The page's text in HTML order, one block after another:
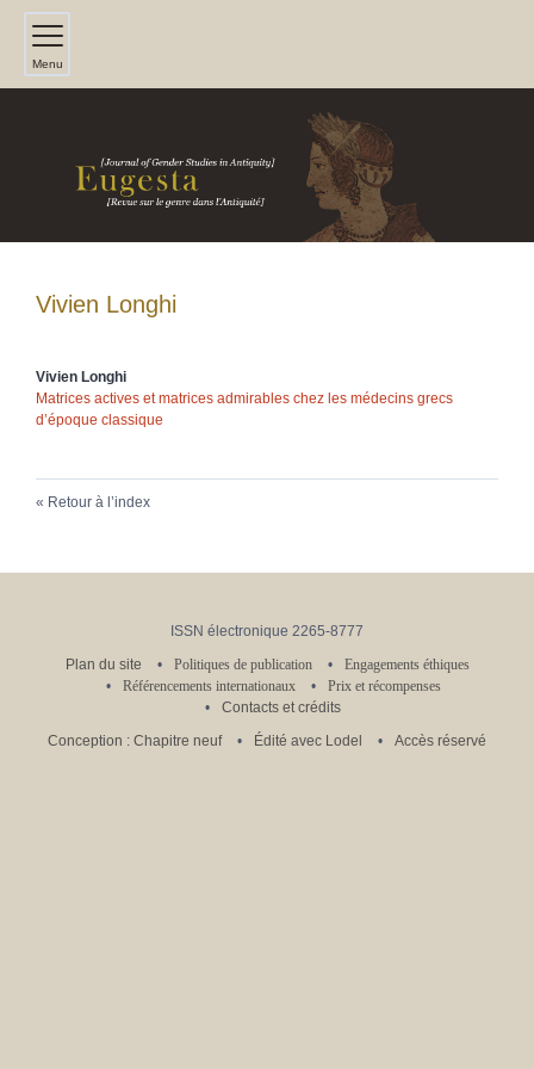
Menu
Vivien Longhi
Vivien Longhi
Matrices actives et matrices admirables chez les médecins grecs
d’époque classique
Retour à l’index
ISSN électronique 2265-8777
Plan du site
Politiques de publication
Engagements éthiques
Référencements internationaux
Prix et récompenses
Contacts et crédits
Conception : Chapitre neuf
Édité avec Lodel Accès réservé